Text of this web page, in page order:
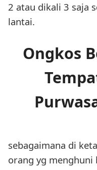
2 atau dikali 3 saja
lantai.
Ongkos
sebagaimana di
orang yg menghuni